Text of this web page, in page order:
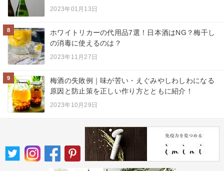
2023年01月13日
8
ホワイトリカーの代用品7選！日本酒はNG？梅干し
の消毒に使えるのは？
2023年11月27日
9
梅酒の失敗例｜味が苦い・えぐみやしわしわになる
原因と防止策を正しい作り方とともに紹介！
2023年10月29日